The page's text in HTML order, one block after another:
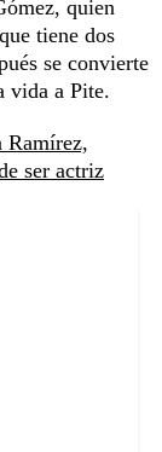
quien
tiene dos
se convierte
vida a Pite.
Ramírez,
ser actriz